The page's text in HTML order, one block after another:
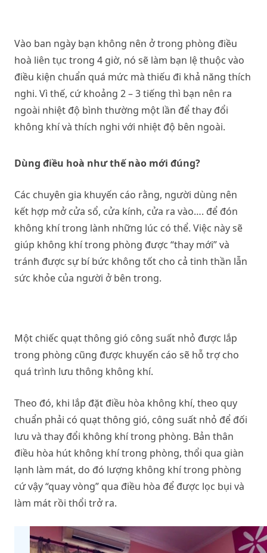
Vào ban ngày bạn không nên ở trong phòng điều
hoà liên tục trong 4 giờ, nó sẽ làm bạn lệ thuộc vào
điều kiện chuẩn quá mức mà thiếu đi khả năng thích
nghi. Vì thế, cứ khoảng 2 – 3 tiếng thì bạn nên ra
ngoài nhiệt độ bình thường một lần để thay đổi
không khí và thích nghi với nhiệt độ bên ngoài.
Dùng điều hoà như thế nào mới đúng?
Các chuyên gia khuyến cáo rằng, người dùng nên
kết hợp mở cửa sổ, cửa kính, cửa ra vào…. để đón
không khí trong lành những lúc có thể. Việc này sẽ
giúp không khí trong phòng được “thay mới” và
tránh được sự bí bức không tốt cho cả tinh thần lẫn
sức khỏe của người ở bên trong.
Một chiếc quạt thông gió công suất nhỏ được lắp
trong phòng cũng được khuyến cáo sẽ hỗ trợ cho
quá trình lưu thông không khí.
Theo đó, khi lắp đặt điều hòa không khí, theo quy
chuẩn phải có quạt thông gió, công suất nhỏ để đối
lưu và thay đổi không khí trong phòng. Bản thân
điều hòa hút không khí trong phòng, thổi qua giàn
lạnh làm mát, do đó lượng không khí trong phòng
cứ vậy “quay vòng” qua điều hòa để được lọc bụi và
làm mát rồi thổi trở ra.